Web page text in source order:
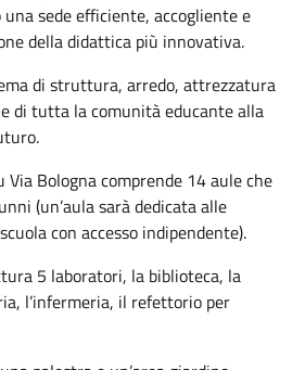
sede efficiente, accogliente e
della didattica più innovativa.
di struttura, arredo, attrezzatura
di tutta la comunità educante alla
Via Bologna comprende 14 aule che
(un’aula sarà dedicata alle
con accesso indipendente).
5 laboratori, la biblioteca, la
l’infermeria, il refettorio per